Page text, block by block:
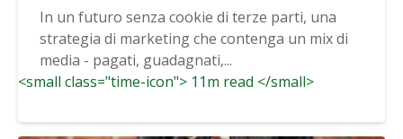
In un futuro senza cookie di terze parti, una
strategia di marketing che contenga un mix di
media - pagati, guadagnati,...
<small class="time-icon"> 11m read </small>